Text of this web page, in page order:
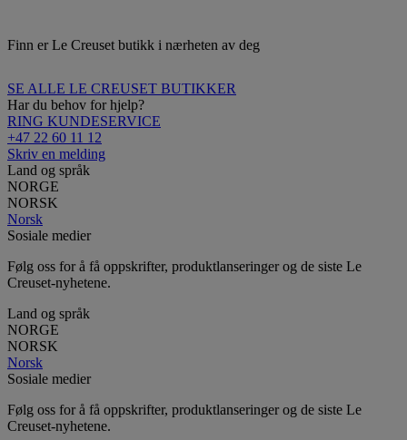
Finn er Le Creuset butikk i nærheten av deg
SE ALLE LE CREUSET BUTIKKER
Har du behov for hjelp?
RING KUNDESERVICE
+47 22 60 11 12
Skriv en melding
Land og språk
NORGE
NORSK
Norsk
Sosiale medier
Følg oss for å få oppskrifter, produktlanseringer og de siste Le
Creuset-nyhetene.
Land og språk
NORGE
NORSK
Norsk
Sosiale medier
Følg oss for å få oppskrifter, produktlanseringer og de siste Le
Creuset-nyhetene.